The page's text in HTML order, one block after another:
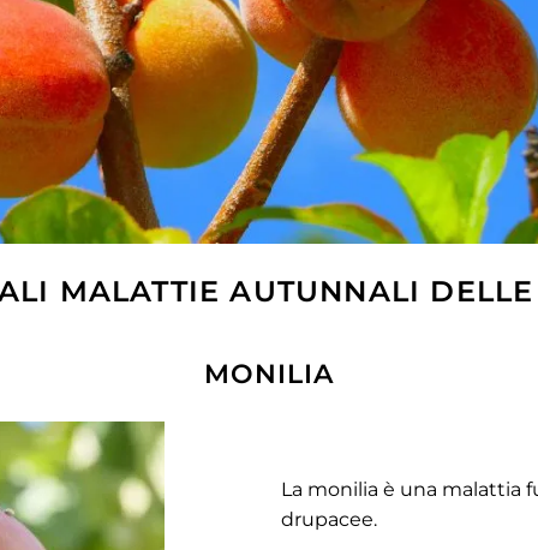
MALATTIE AUTUNNALI
MONILIA
La monilia è una malattia
drupacee.